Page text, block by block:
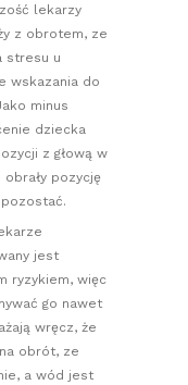
lekarzy
z obrotem, ze
stresu u
wskazania do
minus
dziecka
z głową w
pozycję
jest
ryzykiem, więc
go nawet
wręcz, że
obrót, ze
a wód jest